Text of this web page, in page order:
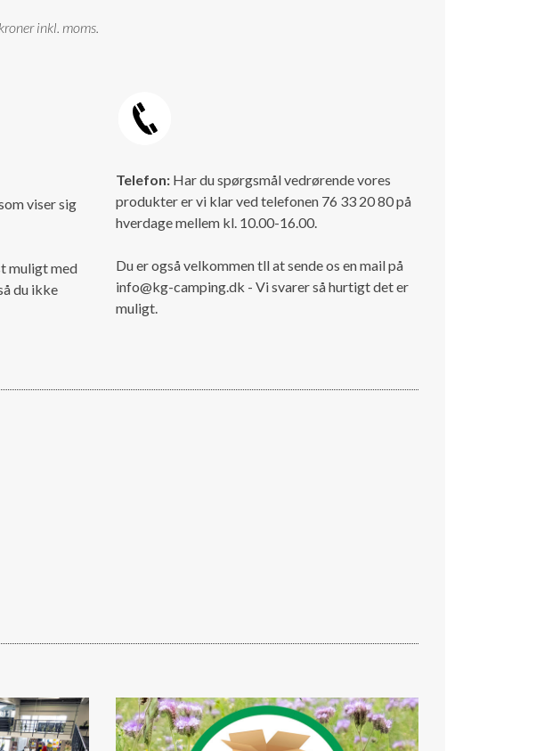
inkl. moms.
viser sig
muligt med
du ikke
Telefon: Har du spørgsmål vedrørende vores
produkter er vi klar ved telefonen 76 33 20 80 på
hverdage mellem kl. 10.00-16.00.
Du er også velkommen tll at sende os en mail på
info@kg-camping.dk - Vi svarer så hurtigt det er
muligt.